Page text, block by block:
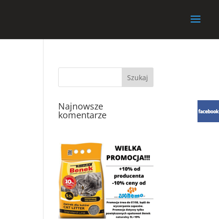
Najnowsze
komentarze